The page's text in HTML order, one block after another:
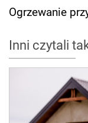
Ogrzewanie
Inni czytali